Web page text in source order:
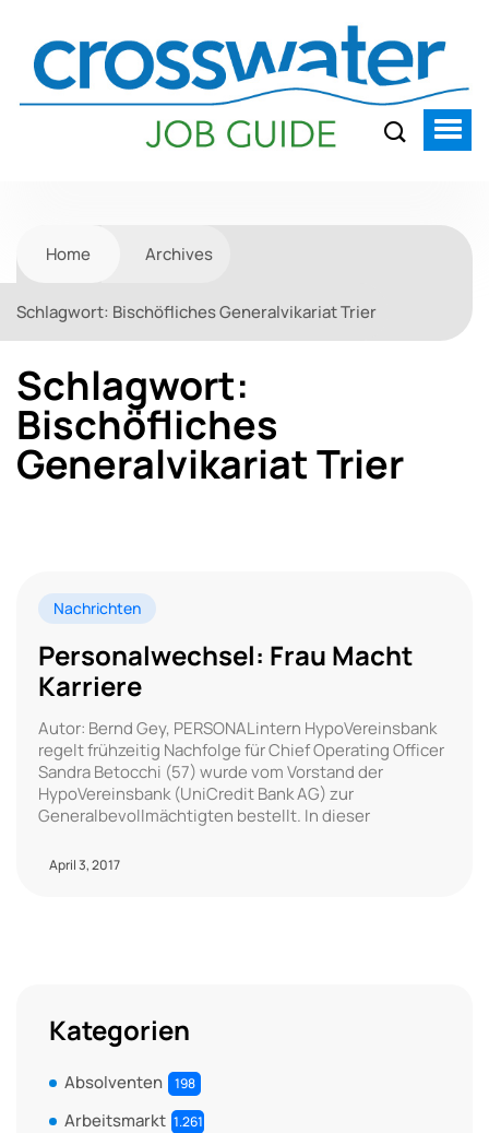
Home Archives
Schlagwort: Bischöfliches Generalvikariat Trier
Schlagwort:
Bischöfliches
Generalvikariat Trier
Nachrichten
Personalwechsel: Frau Macht
Karriere
Autor: Bernd Gey, PERSONALintern HypoVereinsbank
regelt frühzeitig Nachfolge für Chief Operating Officer
Sandra Betocchi (57) wurde vom Vorstand der
HypoVereinsbank (UniCredit Bank AG) zur
Generalbevollmächtigten bestellt. In dieser
April 3, 2017
Kategorien
Absolventen 198
Arbeitsmarkt 1.261